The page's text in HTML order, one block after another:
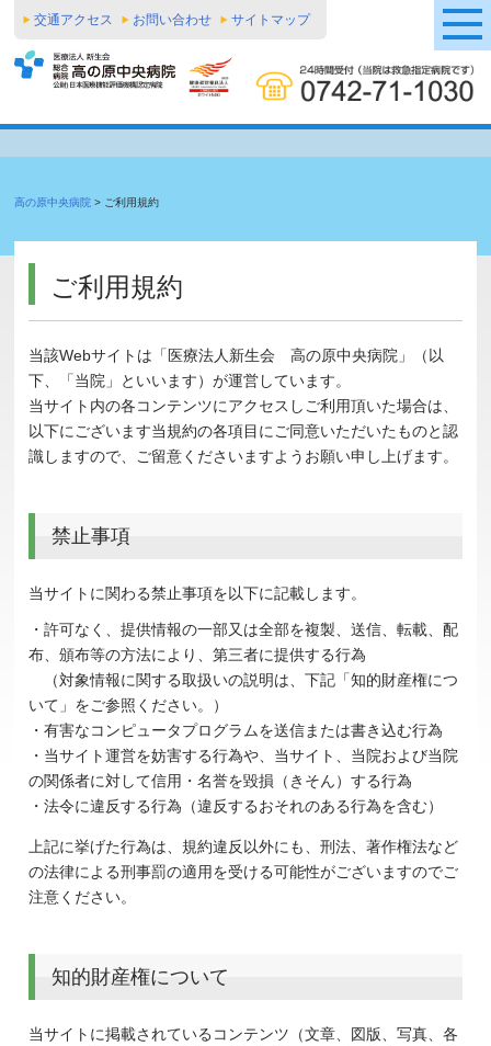
交通アクセス お問い合わせ サイトマップ
高の原中央病院 > ご利用規約
ご利用規約
当該Webサイトは「医療法人新生会 高の原中央病院」（以
下、「当院」といいます）が運営しています。
当サイト内の各コンテンツにアクセスしご利用頂いた場合は、
以下にございます当規約の各項目にご同意いただいたものと認
識しますので、ご留意くださいますようお願い申し上げます。
禁止事項
当サイトに関わる禁止事項を以下に記載します。
・許可なく、提供情報の一部又は全部を複製、送信、転載、配
布、頒布等の方法により、第三者に提供する行為
（対象情報に関する取扱いの説明は、下記「知的財産権につ
いて」をご参照ください。）
・有害なコンピュータプログラムを送信または書き込む行為
・当サイト運営を妨害する行為や、当サイト、当院および当院
の関係者に対して信用・名誉を毀損（きそん）する行為
・法令に違反する行為（違反するおそれのある行為を含む）
上記に挙げた行為は、規約違反以外にも、刑法、著作権法など
の法律による刑事罰の適用を受ける可能性がございますのでご
注意ください。
知的財産権について
当サイトに掲載されているコンテンツ（文章、図版、写真、各